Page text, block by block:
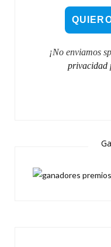
¡No enviamos
privacidad